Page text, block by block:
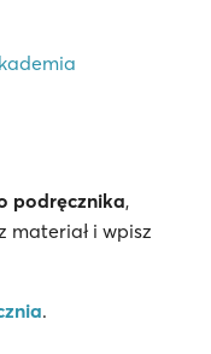
podręcznika,
materiał i wpisz
.